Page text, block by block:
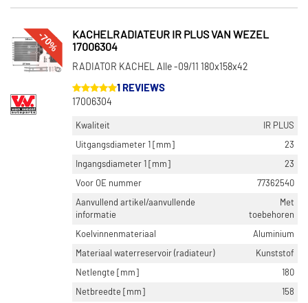
-70%
KACHELRADIATEUR IR PLUS VAN WEZEL
17006304
RADIATOR KACHEL Alle -09/11 180x158x42
1 REVIEWS
17006304
Kwaliteit
IR PLUS
Uitgangsdiameter 1 [mm]
23
Ingangsdiameter 1 [mm]
23
Voor OE nummer
77362540
Aanvullend artikel/aanvullende
informatie
Met
toebehoren
Koelvinnenmateriaal
Aluminium
Materiaal waterreservoir (radiateur)
Kunststof
Netlengte [mm]
180
Netbreedte [mm]
158